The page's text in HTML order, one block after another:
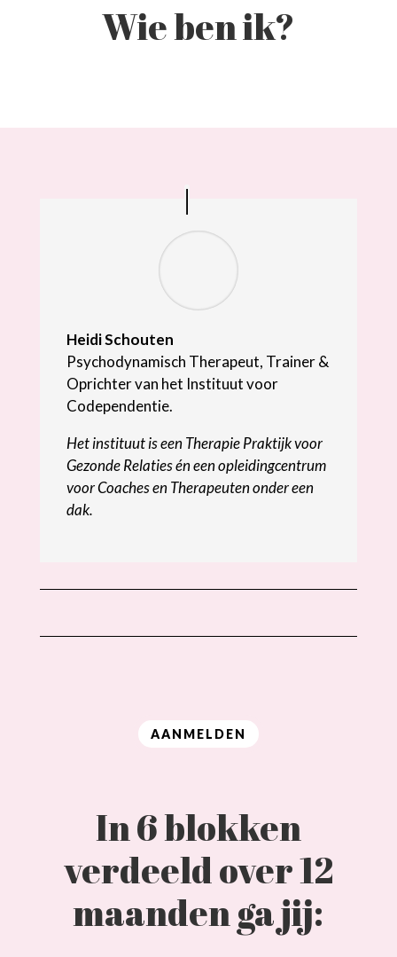
Wie ben ik?
Heidi Schouten
Psychodynamisch Therapeut, Trainer &
Oprichter van het Instituut voor
Codependentie.
Het instituut is een Therapie Praktijk voor
Gezonde Relaties én een opleidingcentrum
voor Coaches en Therapeuten onder een
dak.
AANMELDEN
In 6 blokken
verdeeld over 12
maanden ga jij: